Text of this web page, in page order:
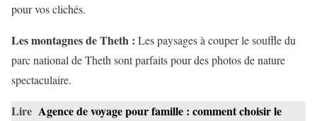
pour vos clichés.
Les montagnes de Theth : Les paysages à couper le souffle du
parc national de Theth sont parfaits pour des photos de nature
spectaculaire.
Lire Agence de voyage pour famille : comment choisir le